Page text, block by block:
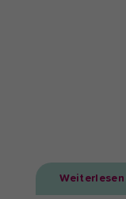
Weiterlesen